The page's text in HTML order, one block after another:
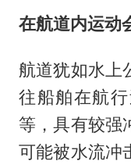
在航道内运动
航道犹如水上
往船舶在航
等，具有较强
可能被水流冲